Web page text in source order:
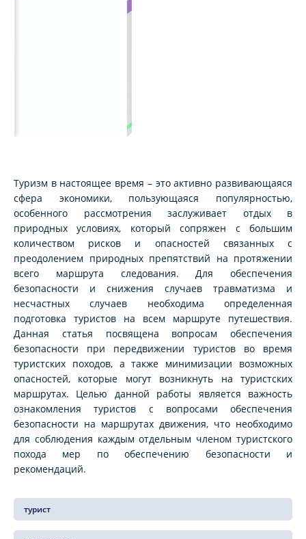
Туризм в настоящее время – это активно развивающаяся
сфера экономики, пользующаяся популярностью,
особенного рассмотрения заслуживает отдых в
природных условиях, который сопряжен с большим
количеством рисков и опасностей связанных с
преодолением природных препятствий на протяжении
всего маршрута следования. Для обеспечения
безопасности и снижения случаев травматизма и
несчастных случаев необходима определенная
подготовка туристов на всем маршруте путешествия.
Данная статья посвящена вопросам обеспечения
безопасности при передвижении туристов во время
туристских походов, а также минимизации возможных
опасностей, которые могут возникнуть на туристских
маршрутах. Целью данной работы является важность
ознакомления туристов с вопросами обеспечения
безопасности на маршрутах движения, что необходимо
для соблюдения каждым отдельным членом туристского
похода мер по обеспечению безопасности и
рекомендаций.
турист